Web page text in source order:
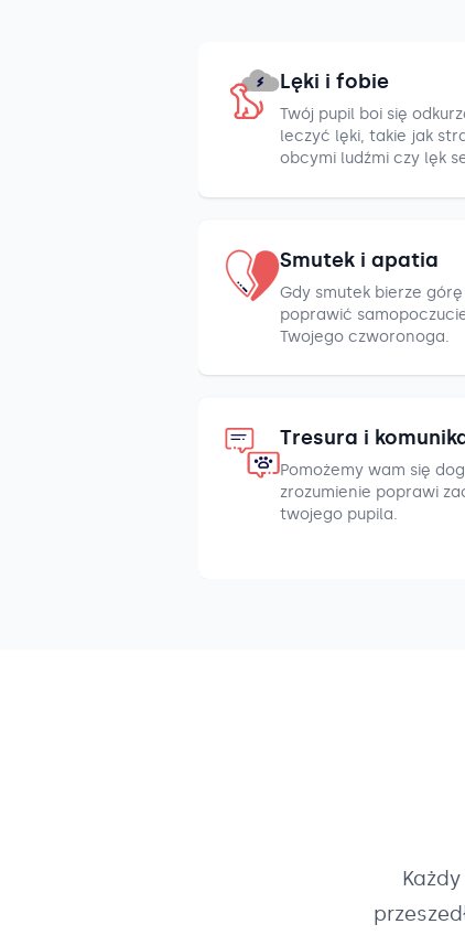
Lęki i fobie
Twój pupil boi się
leczyć lęki, takie jak
obcymi ludźmi czy lęk
Smutek i apatia
Gdy smutek bierze
poprawić
Twojego czworonoga.
Tresura i
Pomożemy wam się
zrozumienie poprawi
twojego pupila.